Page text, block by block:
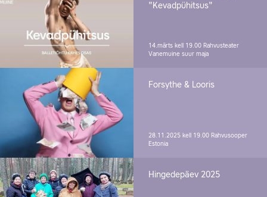
"Kevadpühitsus"
14.märts kell 19.00 Rahvusteater
Vanemuine suur maja
Forsythe & Looris
28.11.2025 kell 19.00 Rahvusooper
Estonia
Hingedepäev 2025